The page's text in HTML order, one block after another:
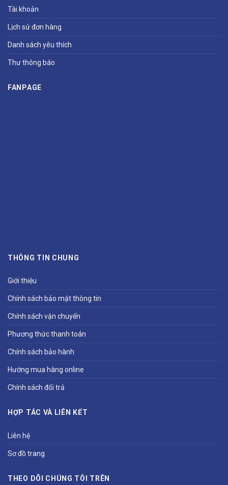
Tài khoản
Lịch sử đơn hàng
Danh sách yêu thích
Thư thông báo
FANPAGE
THÔNG TIN CHUNG
Giới thiệu
Chính sách bảo mật thông tin
Chính sách vận chuyển
Phương thức thanh toán
Chính sách bảo hành
Hướng mua hàng online
Chính sách đổi trả
HỢP TÁC VÀ LIÊN KẾT
Liên hệ
Sơ đồ trang
THEO DÕI CHÚNG TÔI TRÊN